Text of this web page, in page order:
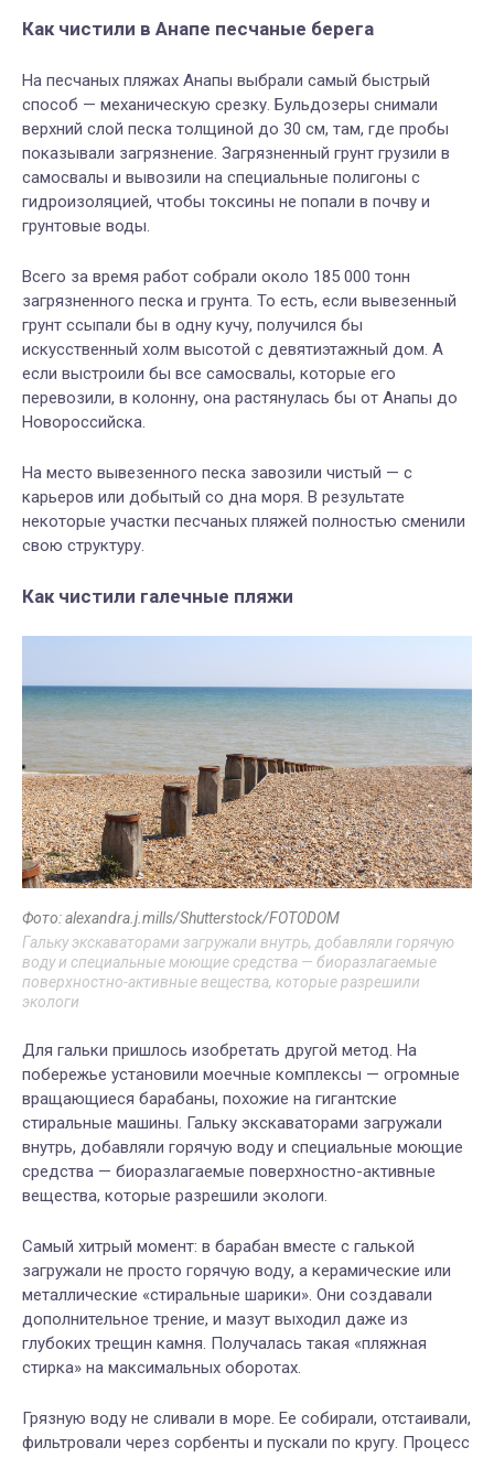
Как чистили в Анапе песчаные берега
На песчаных пляжах Анапы выбрали самый быстрый
способ — механическую срезку. Бульдозеры снимали
верхний слой песка толщиной до 30 см, там, где пробы
показывали загрязнение. Загрязненный грунт грузили в
самосвалы и вывозили на специальные полигоны с
гидроизоляцией, чтобы токсины не попали в почву и
грунтовые воды.
Всего за время работ собрали около 185 000 тонн
загрязненного песка и грунта. То есть, если вывезенный
грунт ссыпали бы в одну кучу, получился бы
искусственный холм высотой с девятиэтажный дом. А
если выстроили бы все самосвалы, которые его
перевозили, в колонну, она растянулась бы от Анапы до
Новороссийска.
На место вывезенного песка завозили чистый — с
карьеров или добытый со дна моря. В результате
некоторые участки песчаных пляжей полностью сменили
свою структуру.
Как чистили галечные пляжи
Фото: alexandra.j.mills/Shutterstock/FOTODOM
Гальку экскаваторами загружали внутрь, добавляли горячую
воду и специальные моющие средства — биоразлагаемые
поверхностно-активные вещества, которые разрешили
экологи
Для гальки пришлось изобретать другой метод. На
побережье установили моечные комплексы — огромные
вращающиеся барабаны, похожие на гигантские
стиральные машины. Гальку экскаваторами загружали
внутрь, добавляли горячую воду и специальные моющие
средства — биоразлагаемые поверхностно-активные
вещества, которые разрешили экологи.
Самый хитрый момент: в барабан вместе с галькой
загружали не просто горячую воду, а керамические или
металлические «стиральные шарики». Они создавали
дополнительное трение, и мазут выходил даже из
глубоких трещин камня. Получалась такая «пляжная
стирка» на максимальных оборотах.
Грязную воду не сливали в море. Ее собирали, отстаивали,
фильтровали через сорбенты и пускали по кругу. Процесс